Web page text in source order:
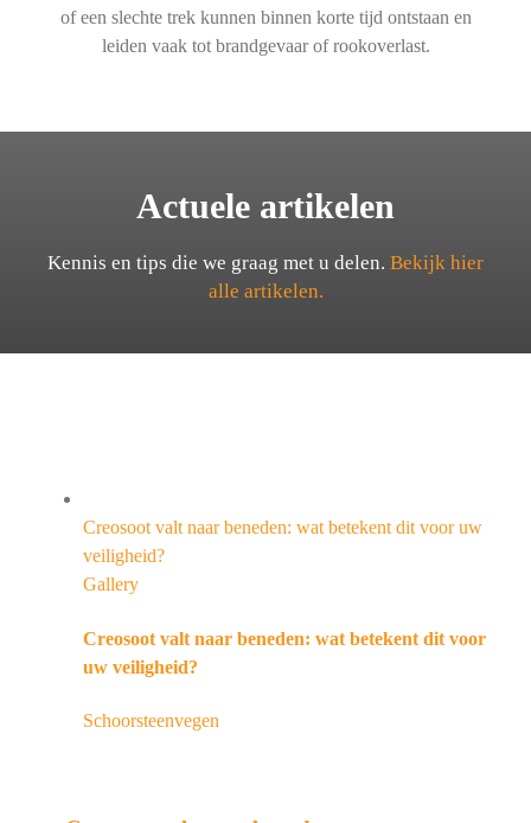
of een slechte trek kunnen binnen korte tijd ontstaan en
leiden vaak tot brandgevaar of rookoverlast.
Actuele artikelen
Kennis en tips die we graag met u delen. Bekijk hier
alle artikelen.
Creosoot valt naar beneden: wat betekent dit voor uw
veiligheid?
Gallery
Creosoot valt naar beneden: wat betekent dit voor
uw veiligheid?
Schoorsteenvegen